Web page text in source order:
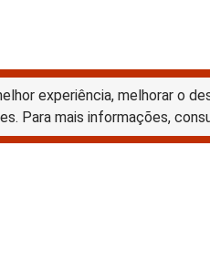
experiência, melhorar o
Para mais informações,
Lattes